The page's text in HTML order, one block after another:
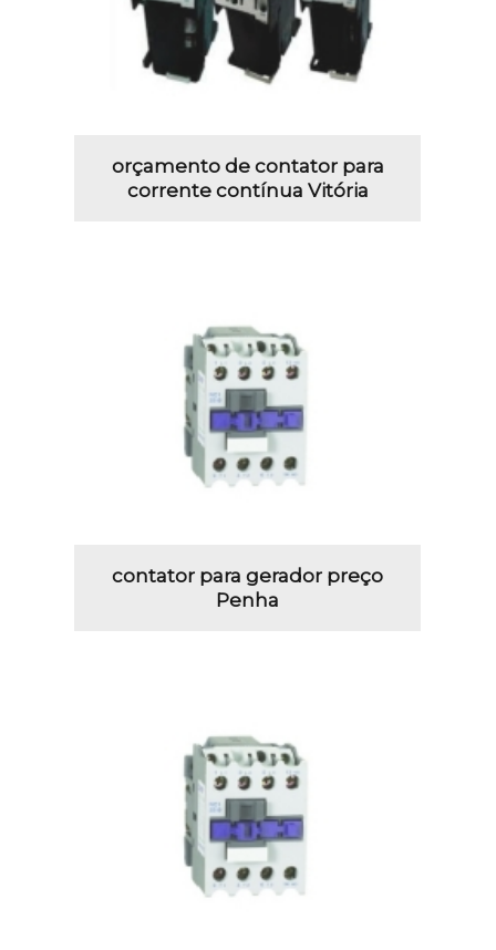
orçamento de contator para
corrente contínua Vitória
contator para gerador preço
Penha